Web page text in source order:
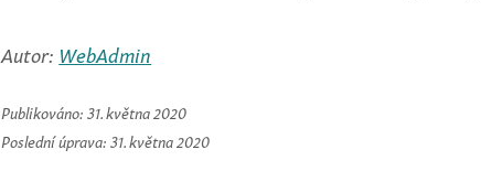
Autor: WebAdmin
Publikováno: 31. května 2020
Poslední úprava: 31. května 2020